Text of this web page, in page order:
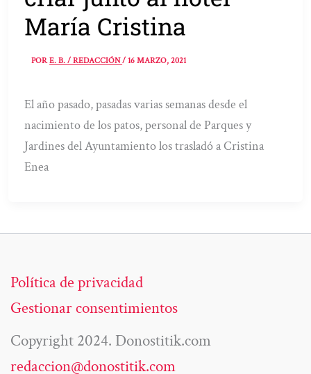
María Cristina
PORE. B. / REDACCIÓN/16 MARZO, 2021
El año pasado, pasadas varias semanas desde el
nacimiento de los patos, personal de Parques y
Jardines del Ayuntamiento los trasladó a Cristina
Enea
Política de privacidad
Gestionar consentimientos
Copyright 2024. Donostitik.com
redaccion@donostitik.com